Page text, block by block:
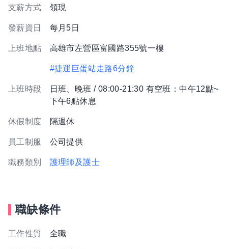
支薪方式 領現
發薪資日 每月5日
上班地點 高雄市左營區富國路355號一樓
#捷運巨蛋站走路6分鐘
上班時段
日班、晚班 / 08:00-21:30 有空班：中午12點~
下午6點休息
休假制度 隔週休
員工制服 公司提供
職務類別 護理師及護士
職缺條件
工作性質 全職